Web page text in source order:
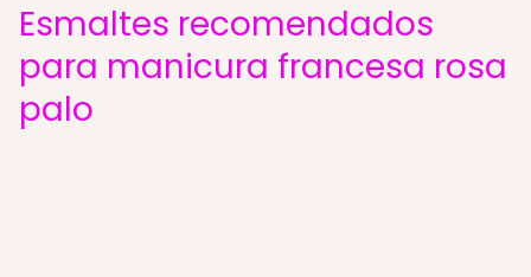
Esmaltes recomendados
para manicura francesa rosa
palo